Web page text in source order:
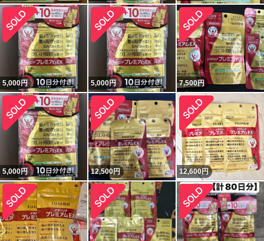
5,000円 5,000円 7,500円
5,000円 12,500円 12,600円